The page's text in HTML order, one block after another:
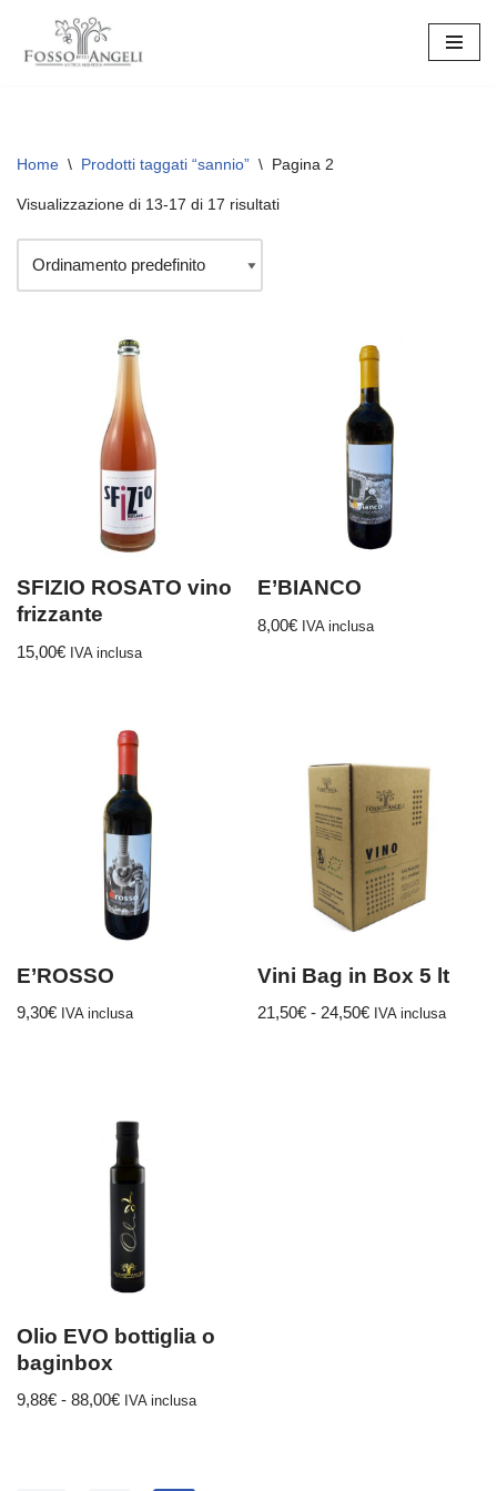
Vai
Home \ Prodotti taggati “sannio” \ Pagina 2
Visualizzazione di 13-17 di 17 risultati
SFIZIO ROSATO vino
frizzante
15,00€ IVA inclusa
E’BIANCO
8,00€ IVA inclusa
E’ROSSO
9,30€ IVA inclusa
Vini Bag in Box 5 lt
21,50€ - 24,50€ IVA inclusa
Olio EVO bottiglia o
baginbox
9,88€ - 88,00€ IVA inclusa